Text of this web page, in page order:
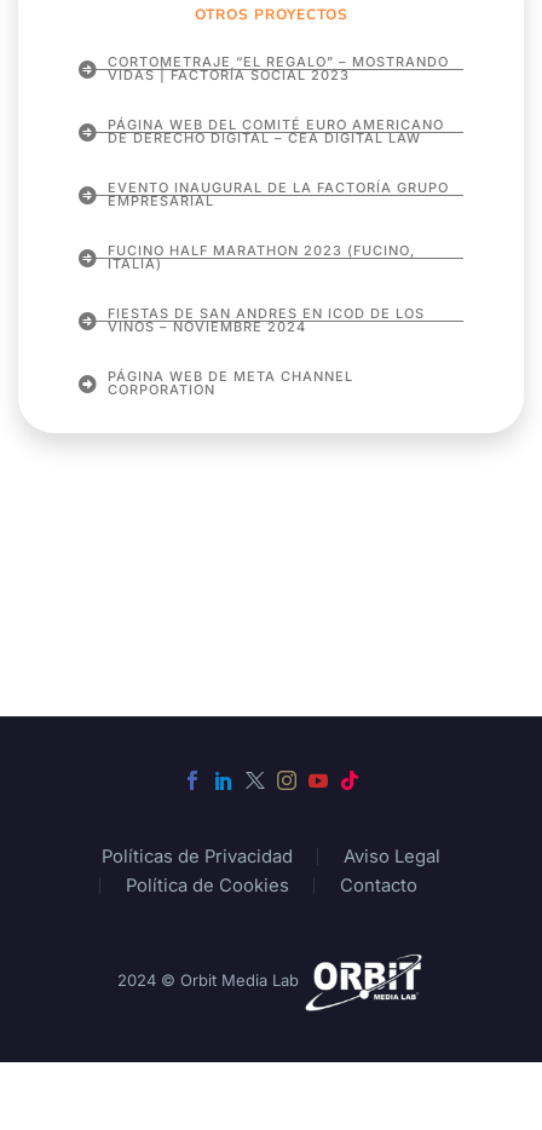
OTROS PROYECTOS
CORTOMETRAJE “EL REGALO” – MOSTRANDO
VIDAS | FACTORÍA SOCIAL 2023
PÁGINA WEB DEL COMITÉ EURO AMERICANO
DE DERECHO DIGITAL – CEA DIGITAL LAW
EVENTO INAUGURAL DE LA FACTORÍA GRUPO
EMPRESARIAL
FUCINO HALF MARATHON 2023 (FUCINO,
ITALIA)
FIESTAS DE SAN ANDRES EN ICOD DE LOS
VINOS – NOVIEMBRE 2024
PÁGINA WEB DE META CHANNEL
CORPORATION
Políticas de Privacidad
Aviso Legal
Política de Cookies
Contacto
2024 © Orbit Media Lab